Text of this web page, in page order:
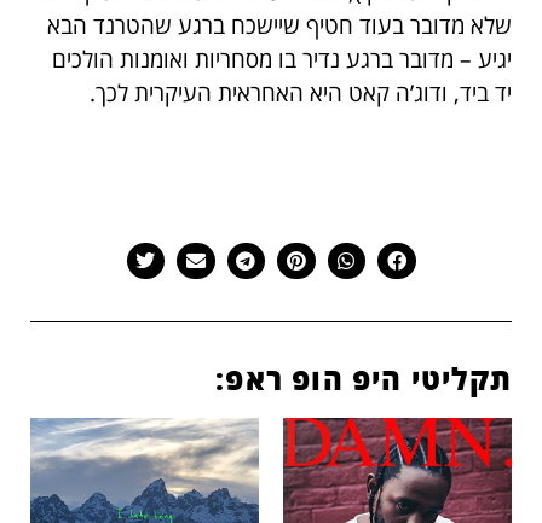
שלא מדובר בעוד חטיף שיישכח ברגע שהטרנד הבא
יגיע – מדובר ברגע נדיר בו מסחריות ואומנות הולכים
יד ביד, ודוג’ה קאט היא האחראית העיקרית לכך.
תקליטי היפ הופ ראפ: